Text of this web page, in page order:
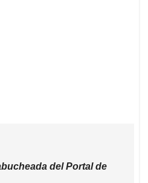
del Portal de